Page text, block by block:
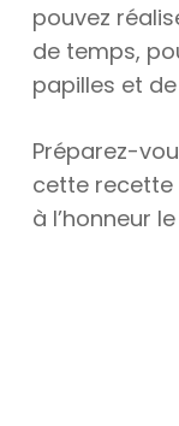
pouvez
de temps,
papilles et
Préparez-
cette recette
à l’honneur le